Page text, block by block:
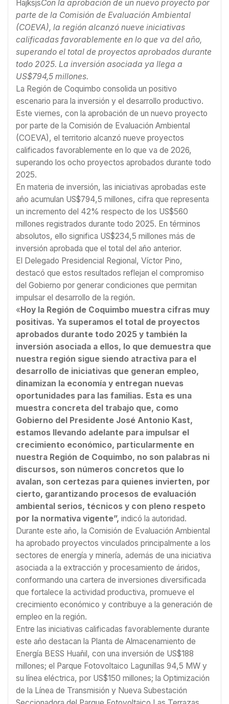
HajksjsCon la aprobación de un nuevo proyecto por
parte de la Comisión de Evaluación Ambiental
(COEVA), la región alcanzó nueve iniciativas
calificadas favorablemente en lo que va del año,
superando el total de proyectos aprobados durante
todo 2025. La inversión asociada ya llega a
US$794,5 millones.
La Región de Coquimbo consolida un positivo
escenario para la inversión y el desarrollo productivo.
Este viernes, con la aprobación de un nuevo proyecto
por parte de la Comisión de Evaluación Ambiental
(COEVA), el territorio alcanzó nueve proyectos
calificados favorablemente en lo que va de 2026,
superando los ocho proyectos aprobados durante todo
2025.
En materia de inversión, las iniciativas aprobadas este
año acumulan US$794,5 millones, cifra que representa
un incremento del 42% respecto de los US$560
millones registrados durante todo 2025. En términos
absolutos, ello significa US$234,5 millones más de
inversión aprobada que el total del año anterior.
El Delegado Presidencial Regional, Víctor Pino,
destacó que estos resultados reflejan el compromiso
del Gobierno por generar condiciones que permitan
impulsar el desarrollo de la región.
« Hoy la Región de Coquimbo muestra cifras muy
positivas. Ya superamos el total de proyectos
aprobados durante todo 2025 y también la
inversión asociada a ellos, lo que demuestra que
nuestra región sigue siendo atractiva para el
desarrollo de iniciativas que generan empleo,
dinamizan la economía y entregan nuevas
oportunidades para las familias. Esta es una
muestra concreta del trabajo que, como
Gobierno del Presidente José Antonio Kast,
estamos llevando adelante para impulsar el
crecimiento económico, particularmente en
nuestra Región de Coquimbo, no son palabras ni
discursos, son números concretos que lo
avalan, son certezas para quienes invierten, por
cierto, garantizando procesos de evaluación
ambiental serios, técnicos y con pleno respeto
por la normativa vigente”, indicó la autoridad.
Durante este año, la Comisión de Evaluación Ambiental
ha aprobado proyectos vinculados principalmente a los
sectores de energía y minería, además de una iniciativa
asociada a la extracción y procesamiento de áridos,
conformando una cartera de inversiones diversificada
que fortalece la actividad productiva, promueve el
crecimiento económico y contribuye a la generación de
empleo en la región.
Entre las iniciativas calificadas favorablemente durante
este año destacan la Planta de Almacenamiento de
Energía BESS Huañil, con una inversión de US$188
millones; el Parque Fotovoltaico Lagunillas 94,5 MW y
su línea eléctrica, por US$150 millones; la Optimización
de la Línea de Transmisión y Nueva Subestación